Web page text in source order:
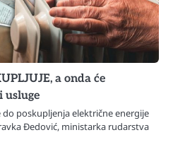
a onda će
usluge
poskupljenja električne energije
Đedović, ministarka rudarstva